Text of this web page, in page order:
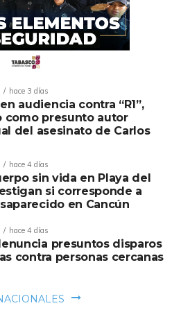
hace 3 días
audiencia contra “R1”,
como presunto autor
del asesinato de Carlos
hace 4 días
sin vida en Playa del
si corresponde a
en Cancún
hace 4 días
presuntos disparos
contra personas cercanas